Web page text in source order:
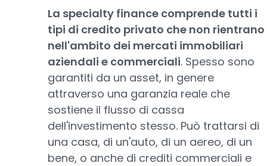
La specialty finance comprende tutti i
tipi di credito privato che non rientrano
nell'ambito dei mercati immobiliari
aziendali e commerciali. Spesso sono
garantiti da un asset, in genere
attraverso una garanzia reale che
sostiene il flusso di cassa
dell'investimento stesso. Può trattarsi di
una casa, di un'auto, di un aereo, di un
bene, o anche di crediti commerciali e